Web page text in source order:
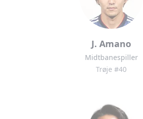
J. Amano
Midtbanespiller
Trøje #40